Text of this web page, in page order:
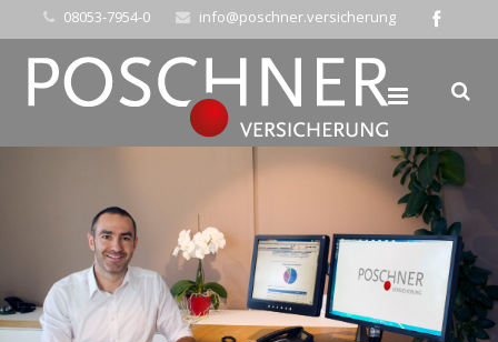
08053-7954-0 info@poschner.versicherung